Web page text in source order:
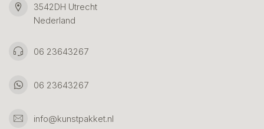
3542DH Utrecht
Nederland
06 23643267
06 23643267
info@kunstpakket.nl